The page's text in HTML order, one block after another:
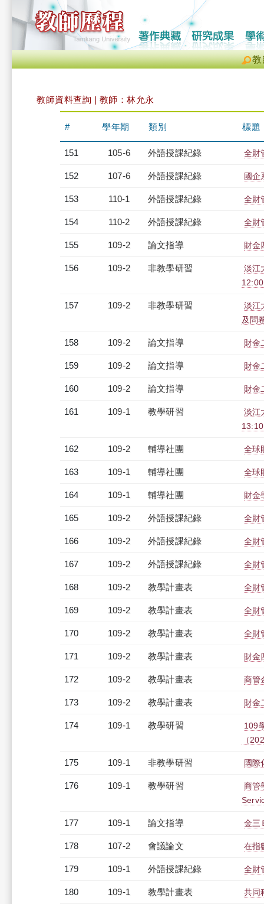
教
教師資料查詢 | 教師：林允永
# 學年期 類別 標題
151 105-6 外語授課紀錄 全財
152 107-6 外語授課紀錄 國企
153 110-1 外語授課紀錄 全財
154 110-2 外語授課紀錄 全財
155 109-2 論文指導 財金
156 109-2 非教學研習
淡江
157 109-2 非教學研習
淡江
及問
158 109-2 論文指導 財金
159 109-2 論文指導 財金
160 109-2 論文指導 財
161 109-1 教學研習
淡江
162 109-2 輔導社團 全球
163 109-1 輔導社團 全球
164 109-1 輔導社團 財金
165 109-2 外語授課紀錄 全財
166 109-2 外語授課紀錄 全財
167 109-2 外語授課紀錄 全財
168 109-2 教學計畫表 全財
169 109-2 教學計畫表 全財
170 109-2 教學計畫表 全財
171 109-2 教學計畫表 財金
172 109-2 教學計畫表 商管
173 109-2 教學計畫表 財金
174 109-1 教學研習
109
（
175 109-1 非教學研習 國際
176 109-1 教學研習
商管
177 109-1 論文指導 金三
178 107-2 會議論文 在指
179 109-1 外語授課紀錄 全財
180 109-1 教學計畫表 共同